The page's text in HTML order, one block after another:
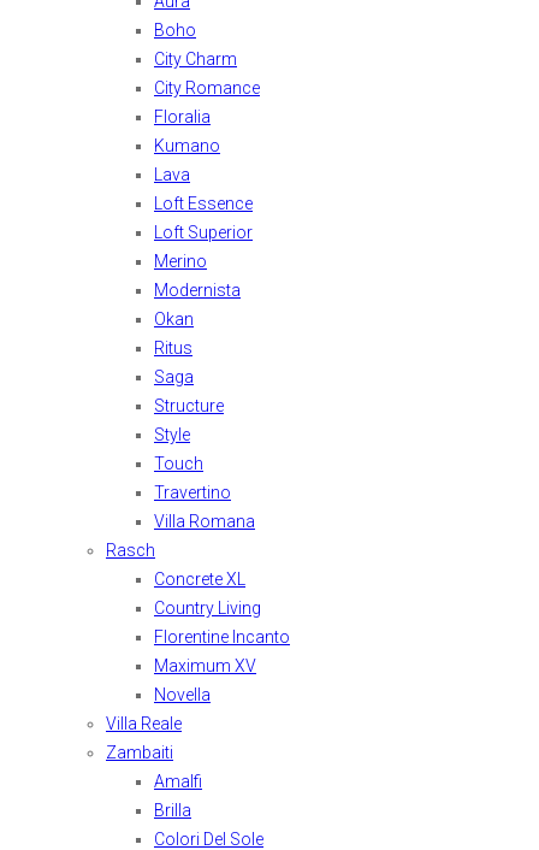
Boho
City Charm
City Romance
Floralia
Kumano
Lava
Loft Essence
Loft Superior
Merino
Modernista
Okan
Ritus
Saga
Structure
Style
Touch
Travertino
Villa Romana
Rasch
Concrete XL
Country Living
Florentine Incanto
Maximum XV
Novella
Villa Reale
Zambaiti
Amalfi
Brilla
Colori Del Sole